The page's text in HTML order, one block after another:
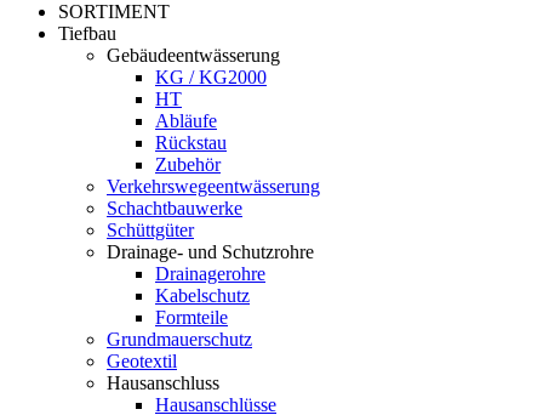
SORTIMENT
Tiefbau
Gebäudeentwässerung
KG / KG2000
HT
Abläufe
Rückstau
Zubehör
Verkehrswegeentwässerung
Schachtbauwerke
Schüttgüter
Drainage- und Schutzrohre
Drainagerohre
Kabelschutz
Formteile
Grundmauerschutz
Geotextil
Hausanschluss
Hausanschlüsse